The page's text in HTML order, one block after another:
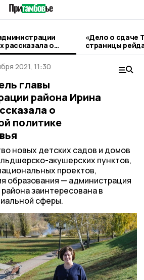
рассказала о
Притамбовья
«Дело о сдаче
страницы
2021, 11:30
главы
района Ирина
о
политике
новых детских садов и домов
акушерских пунктов,
проектов,
образования — администрация
заинтересована в
сферы.